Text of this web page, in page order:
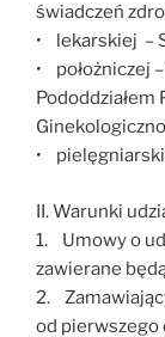
świadczeń
• lekarskiej –
• położniczej
Pododdziałem
•
II. Warunki
1. Umowy o
zawierane
2.
od pierwszego